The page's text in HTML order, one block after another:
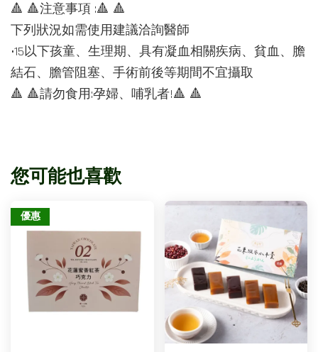
🔺 🔺注意事項 :🔺 🔺
下列狀況如需使用建議洽詢醫師
•15以下孩童、生理期、具有凝血相關疾病、貧血、膽
結石、膽管阻塞、手術前後等期間不宜攝取
🔺 🔺請勿食用:孕婦、哺乳者!🔺 🔺
您可能也喜歡
優惠